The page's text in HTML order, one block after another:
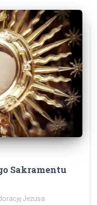
Sakramentu
Jezusa